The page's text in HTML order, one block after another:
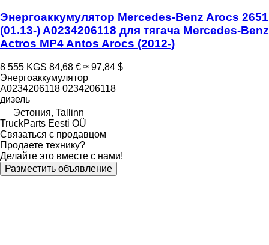
Энергоаккумулятор Mercedes-Benz Arocs 2651
(01.13-) A0234206118 для тягача Mercedes-Benz
Actros MP4 Antos Arocs (2012-)
8 555 KGS 84,68 € ≈ 97,84 $
Энергоаккумулятор
A0234206118 0234206118
дизель
Эстония, Tallinn
TruckParts Eesti OÜ
Связаться с продавцом
Продаете технику?
Делайте это вместе с нами!
Разместить объявление